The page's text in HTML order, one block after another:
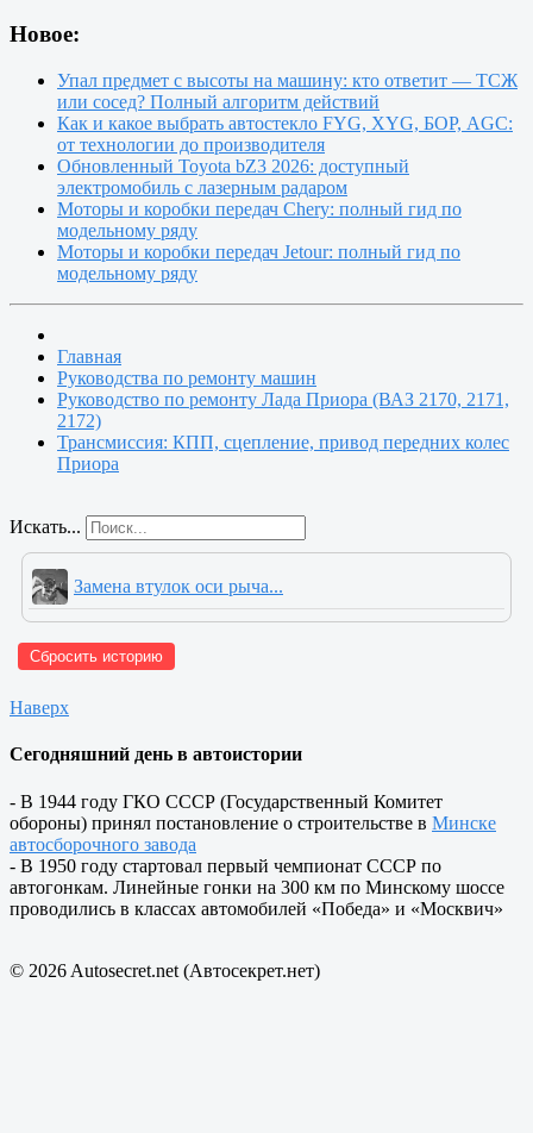
Новое:
Упал предмет с высоты на машину: кто ответит — ТСЖ
или сосед? Полный алгоритм действий
Как и какое выбрать автостекло FYG, XYG, БОР, AGC:
от технологии до производителя
Обновленный Toyota bZ3 2026: доступный
электромобиль с лазерным радаром
Моторы и коробки передач Chery: полный гид по
модельному ряду
Моторы и коробки передач Jetour: полный гид по
модельному ряду
Главная
Руководства по ремонту машин
Руководство по ремонту Лада Приора (ВАЗ 2170, 2171,
2172)
Трансмиссия: КПП, сцепление, привод передних колес
Приора
Искать...
Замена втулок оси рыча...
Сбросить историю
Наверх
Сегодняшний день в автоистории
- В 1944 году ГКО СССР (Государственный Комитет
обороны) принял постановление о строительстве в Минске
автосборочного завода
- В 1950 году стартовал первый чемпионат СССР по
автогонкам. Линейные гонки на 300 км по Минскому шоссе
проводились в классах автомобилей «Победа» и «Москвич»
© 2026 Autosecret.net (Автосекрет.нет)